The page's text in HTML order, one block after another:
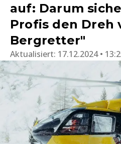
auf: Darum
Profis den Dreh
Bergretter"
Aktualisiert: 17.12.2024 •